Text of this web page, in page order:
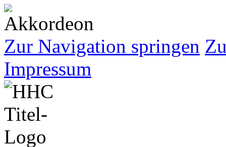
Zur Navigation springen
Impressum